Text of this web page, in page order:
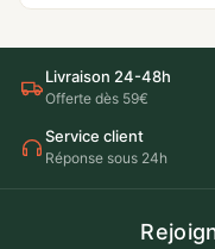
Livraison 24-48h
Offerte dès 59€
Service client
Réponse sous 24h